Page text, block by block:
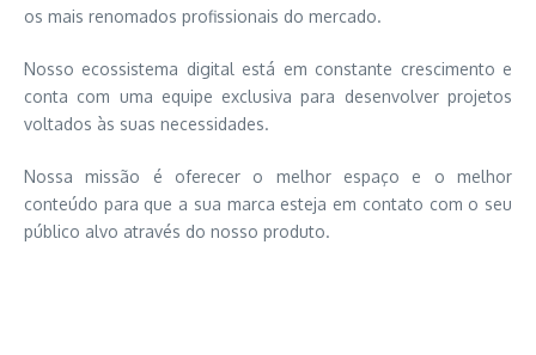
os mais renomados profissionais do mercado.
Nosso ecossistema digital está em constante crescimento e
conta com uma equipe exclusiva para desenvolver projetos
voltados às suas necessidades.
Nossa missão é oferecer o melhor espaço e o melhor
conteúdo para que a sua marca esteja em contato com o seu
público alvo através do nosso produto.